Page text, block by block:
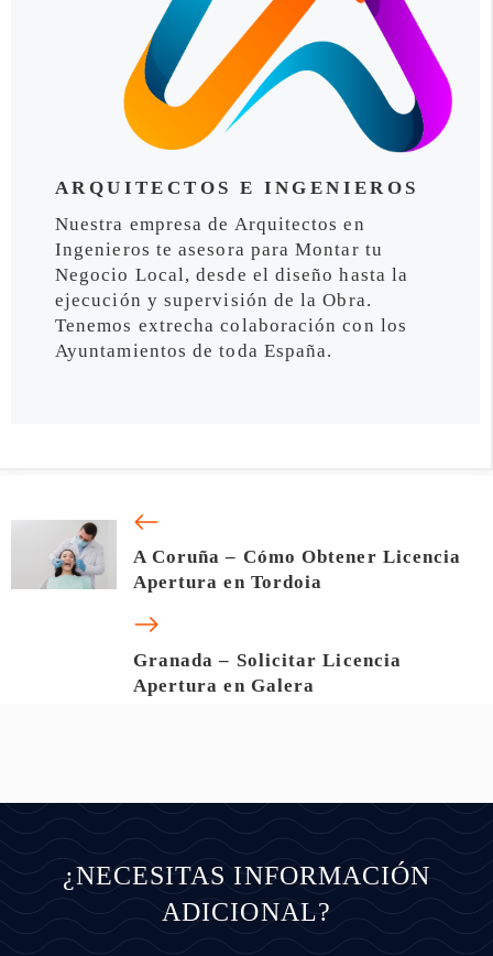
ARQUITECTOS E INGENIEROS
Nuestra empresa de Arquitectos en
Ingenieros te asesora para Montar tu
Negocio Local, desde el diseño hasta la
ejecución y supervisión de la Obra.
Tenemos extrecha colaboración con los
Ayuntamientos de toda España.
A Coruña – Cómo Obtener Licencia
Apertura en Tordoia
Granada – Solicitar Licencia
Apertura en Galera
¿NECESITAS INFORMACIÓN
ADICIONAL?